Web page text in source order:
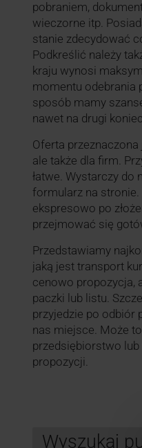
pobraniem,
wieczorne itp.
stanie zdecydować
Podkreślić należy
kraju wynosi
momentu odebrania
sposób mamy
nawet na drugi
Oferta
ale także dla firm.
łatwe. Wystarczy do
formularz na stronie.
ekspresowo po
przejmować się
Przedstawiamy
jaką jest transport
cenowo propozycja,
paczki lub listu.
przyjedzie po odbiór
nas miejsce. Może
przedsiębiorstwo
propozycji.
Wyszukaj